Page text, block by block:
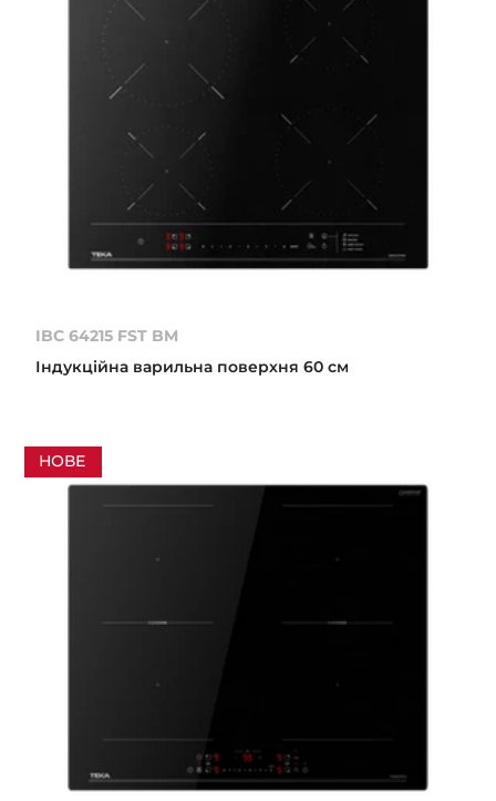
IBC 64215 FST BM
Індукційна варильна поверхня 60 см
НОВЕ